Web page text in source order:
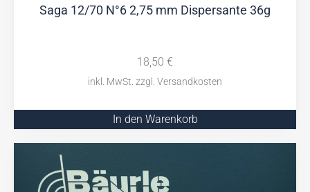
Saga 12/70 N°6 2,75 mm Dispersante 36g
18,50 €
In den Warenkorb